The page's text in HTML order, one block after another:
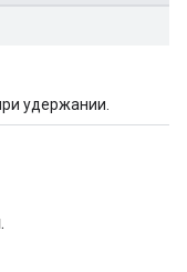
удержании.